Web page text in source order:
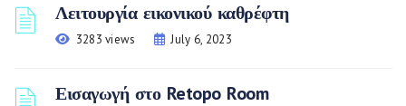
Λειτουργία εικονικού καθρέφτη
3283 views July 6, 2023
Εισαγωγή στο Retopo Room